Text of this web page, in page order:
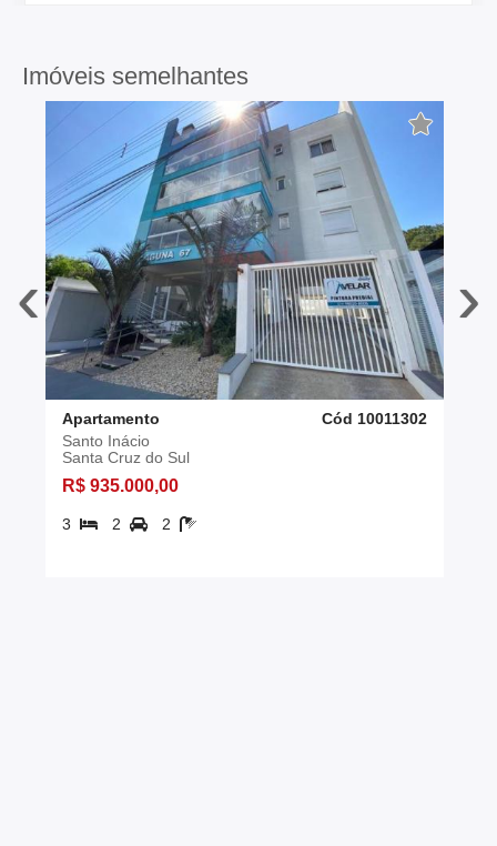
Imóveis semelhantes
‹
Apartamento
Cód 10011302
Santo Inácio
Santa Cruz do Sul
R$ 935.000,00
3 2 2
›